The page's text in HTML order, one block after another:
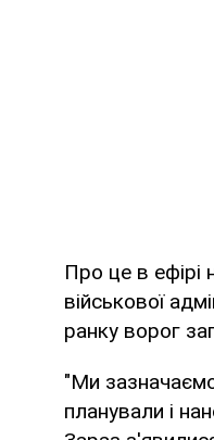
Про це в ефірі
військової
ранку ворог
"Ми
планували і